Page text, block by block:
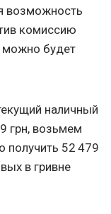
возможность
комиссию
можно будет
наличный
грн, возьмем
получить 52 479
в гривне